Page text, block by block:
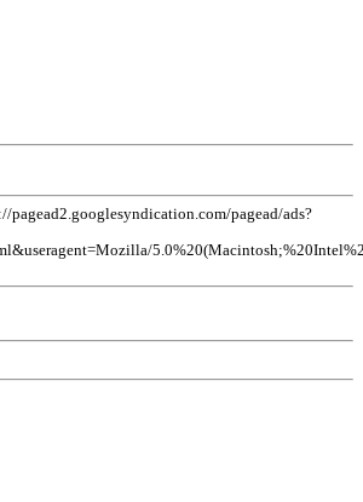
pagead/ads?